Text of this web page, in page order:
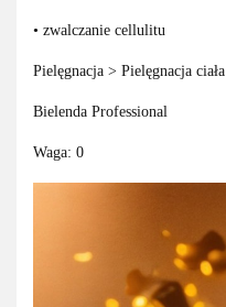
• zwalczanie cellulitu
Pielęgnacja > Pielęgnacja ciała
Bielenda Professional
Waga: 0